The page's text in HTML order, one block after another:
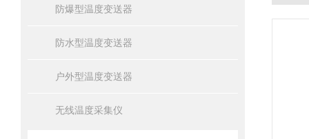
防爆型温度变送器
防水型温度变送器
户外型温度变送器
无线温度采集仪